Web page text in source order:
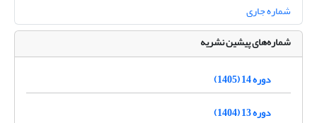
شماره جاری
شماره‌های پیشین نشریه
دوره 14 (1405)
دوره 13 (1404)